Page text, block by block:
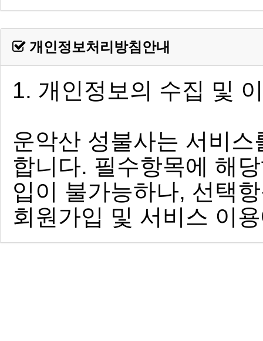
개인정보처리방침안내